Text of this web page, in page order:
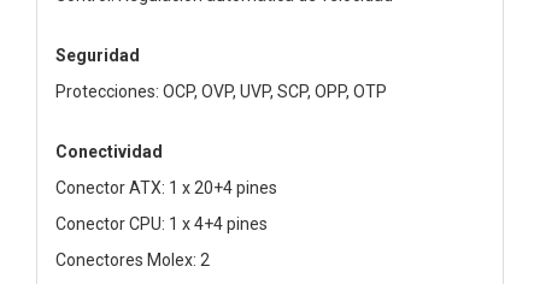
Seguridad
Protecciones: OCP, OVP, UVP, SCP, OPP, OTP
Conectividad
Conector ATX: 1 x 20+4 pines
Conector CPU: 1 x 4+4 pines
Conectores Molex: 2